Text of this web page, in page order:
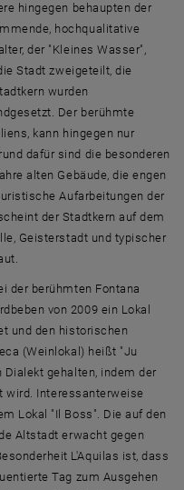
hingegen behaupten der
hochqualitative
der "Kleines Wasser",
Stadt zweigeteilt, die
wurden
Der berühmte
kann hingegen nur
dafür sind die besonderen
alten Gebäude, die engen
Aufarbeitungen der
der Stadtkern auf dem
Geisterstadt und typischer
der berühmten Fontana
von 2009 ein Lokal
und den historischen
(Weinlokal) heißt "Ju
gehalten, indem der
wird. Interessanterweise
Lokal "Il Boss". Die auf den
Altstadt erwacht gegen
L'Aquilas ist, dass
Tag zum Ausgehen